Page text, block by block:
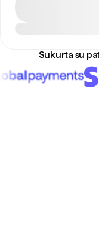
Sukurta su